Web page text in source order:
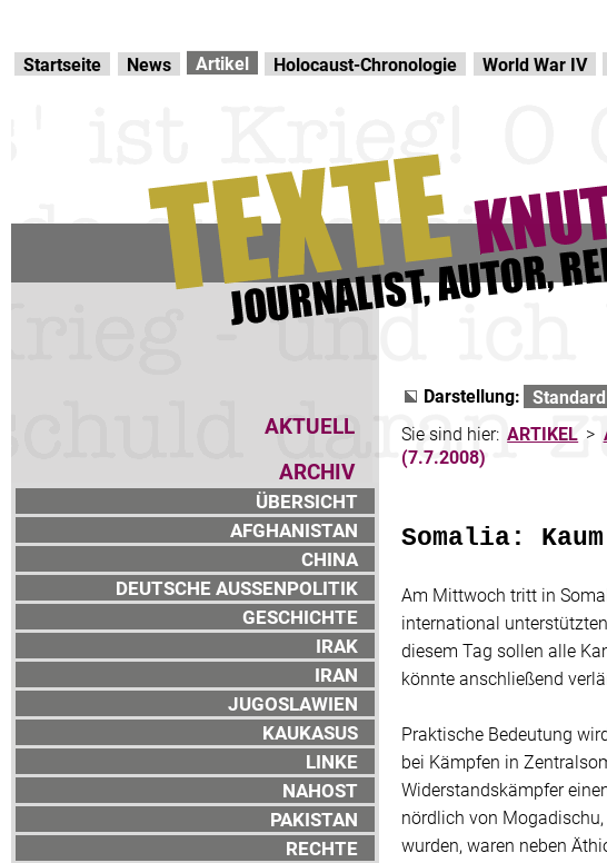
Startseite
News Artikel Holocaust-Chronologie World War IV
AKTUELL
ARCHIV
ÜBERSICHT
AFGHANISTAN
CHINA
DEUTSCHE AUSSENPOLITIK
GESCHICHTE
IRAK
IRAN
JUGOSLAWIEN
KAUKASUS
LINKE
NAHOST
PAKISTAN
RECHTE
Darstellung: Standard
Sie sind hier: ARTIKEL >
(7.7.2008)
Somalia:
Am Mittwoch tritt in
international
diesem Tag sollen alle
könnte anschließend
Praktische Bedeutung
bei Kämpfen in
Widerstandskämpfer
nördlich von
wurden, waren neben